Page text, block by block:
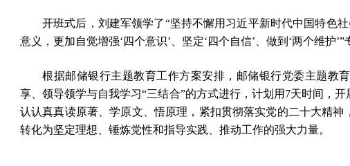
开班式后，刘建军领学了“坚持不懈用习近平新时代中国特色
意义，更加自觉增强‘四个意识’、坚定‘四个自信’、做到‘两个维护’”
根据邮储银行主题教育工作方案安排，邮储银行党委主题教
享、领导领学与自我学习“三结合”的方式进行，计划用7天时间，
认认真真读原著、学原文、悟原理，紧扣贯彻落实党的二十大精
转化为坚定理想、锤炼党性和指导实践、推动工作的强大力量。